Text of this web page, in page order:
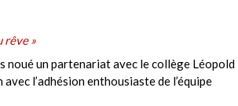
rêve »
noué un partenariat avec le collège Léopold
l’adhésion enthousiaste de l’équipe